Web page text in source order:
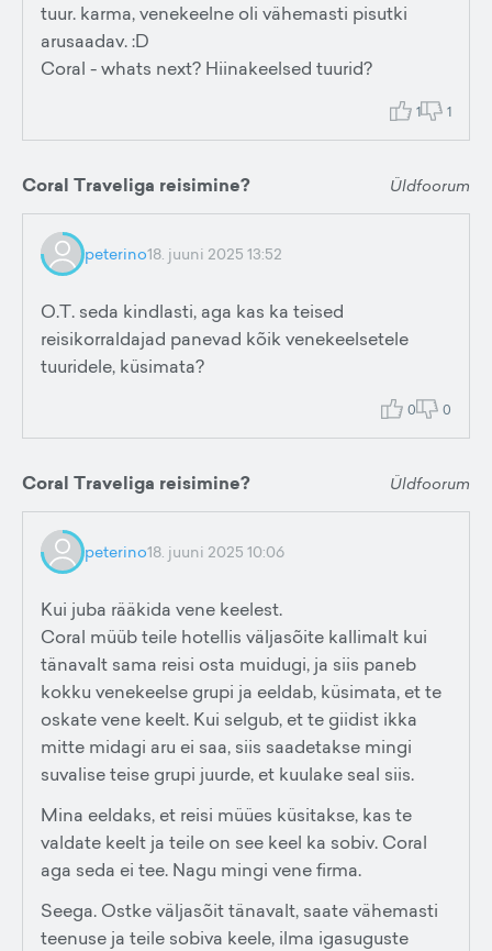
tuur. karma, venekeelne oli vähemasti pisutki
arusaadav. :D
Coral - whats next? Hiinakeelsed tuurid?
1 1
Coral Traveliga reisimine? Üldfoorum
peterino18. juuni 2025 13:52
O.T. seda kindlasti, aga kas ka teised
reisikorraldajad panevad kõik venekeelsetele
tuuridele, küsimata?
0 0
Coral Traveliga reisimine? Üldfoorum
peterino18. juuni 2025 10:06
Kui juba rääkida vene keelest.
Coral müüb teile hotellis väljasõite kallimalt kui
tänavalt sama reisi osta muidugi, ja siis paneb
kokku venekeelse grupi ja eeldab, küsimata, et te
oskate vene keelt. Kui selgub, et te giidist ikka
mitte midagi aru ei saa, siis saadetakse mingi
suvalise teise grupi juurde, et kuulake seal siis.
Mina eeldaks, et reisi müües küsitakse, kas te
valdate keelt ja teile on see keel ka sobiv. Coral
aga seda ei tee. Nagu mingi vene firma.
Seega. Ostke väljasõit tänavalt, saate vähemasti
teenuse ja teile sobiva keele, ilma igasuguste